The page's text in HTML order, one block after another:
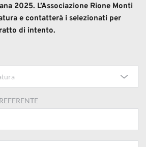
2025. L’Associazione Rione Monti
e contatterà i selezionati per
di intento.